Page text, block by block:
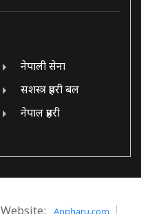
नेपाली सेना
सशस्त्र प्रहरी बल
नेपाल प्रहरी
Appharu.com